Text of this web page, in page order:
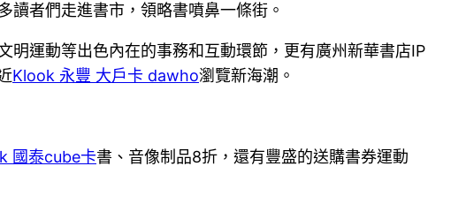
者們走進書市，領略書噴鼻一條街。
明運動等出色內在的事務和互動環節，更有廣州新華書店IP
Klook 永豐 大戶卡 dawho瀏覽新海潮。
國泰cube卡書、音像制品8折，還有豐盛的送購書券運動